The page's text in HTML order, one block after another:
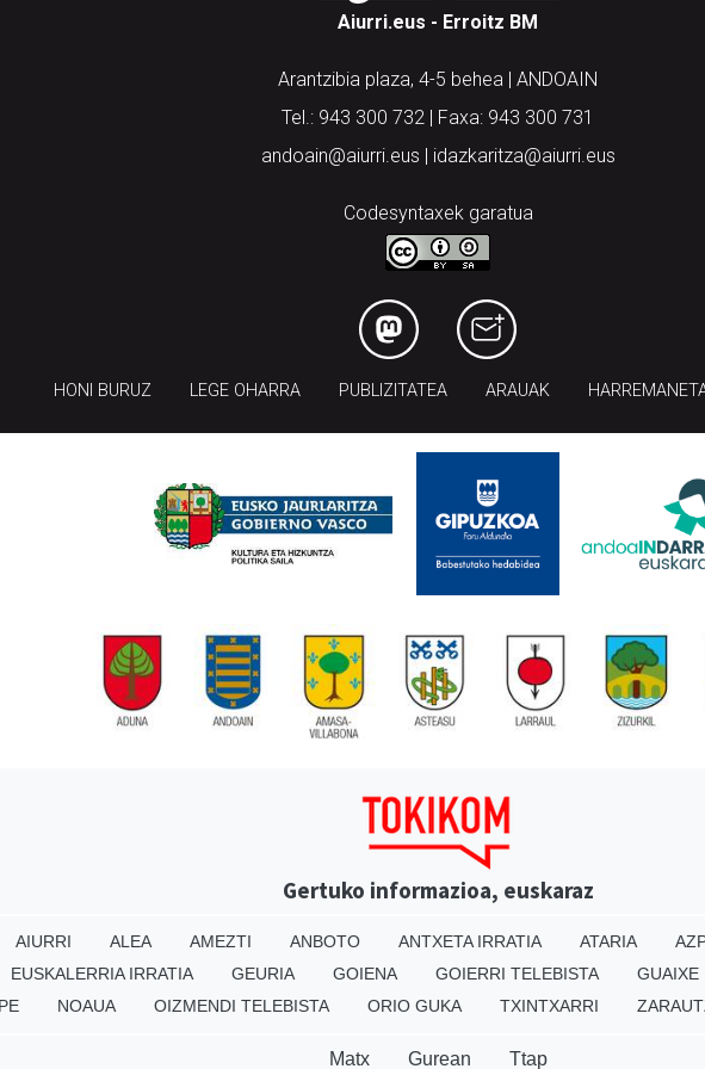
Aiurri.eus - Erroitz BM
Arantzibia plaza, 4-5 behea | ANDOAIN
Tel.: 943 300 732 | Faxa: 943 300 731
andoain@aiurri.eus | idazkaritza@aiurri.eus
Codesyntaxek garatua
HONI BURUZ LEGE OHARRA PUBLIZITATEA ARAUAK
Gertuko informazioa, euskaraz
AIURRI ALEA AMEZTI ANBOTO ANTXETA IRRATIA ATARIA
EUSKALERRIA IRRATIA GEURIA GOIENA GOIERRI TELEBISTA GUAIXE
NOAUA OIZMENDI TELEBISTA ORIO GUKA TXINTXARRI
Matx Gurean Ttap